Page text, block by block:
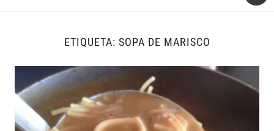
ETIQUETA: SOPA DE MARISCO